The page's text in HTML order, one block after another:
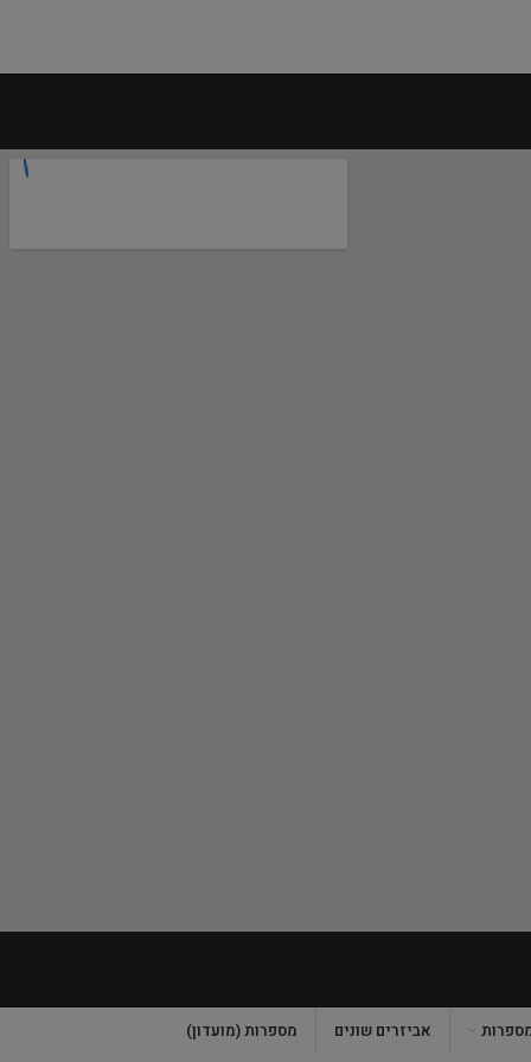
אביזרים שונים מספרות (מועדון)